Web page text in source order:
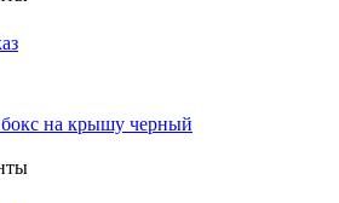
на крышу черный